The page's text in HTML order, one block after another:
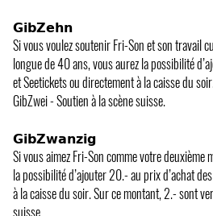
𝗚𝗶𝗯𝗭𝗲𝗵𝗻
Si vous voulez soutenir Fri-Son et son
longue de 40 ans, vous aurez la possibilité
et Seetickets ou directement à la caisse du
GibZwei - Soutien à la scène suisse.
𝗚𝗶𝗯𝗭𝘄𝗮𝗻𝘇𝗶𝗴
Si vous aimez Fri-Son comme votre
la possibilité d’ajouter 20.- au prix d’achat
à la caisse du soir. Sur ce montant, 2.- sont
suisse.